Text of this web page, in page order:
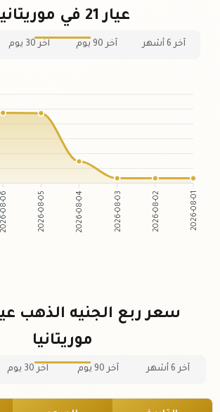
عيار 21 في موريتانيا
آخر 6 أشهر آخر 90 يوم آخر 30 يوم
2026-08-06 2026-08-05 2026-08-04 2026-08-03 2026-08-02 2026-08-01
موريتانيا
آخر 6 أشهر آخر 90 يوم آخر 30 يوم